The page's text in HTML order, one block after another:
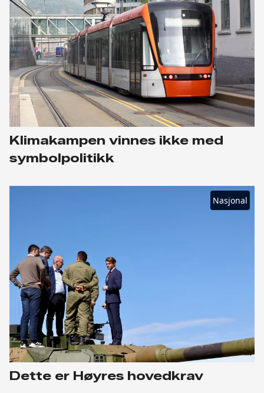
Klimakampen vinnes ikke med
symbolpolitikk
Nasjonal
Dette er Høyres hovedkrav